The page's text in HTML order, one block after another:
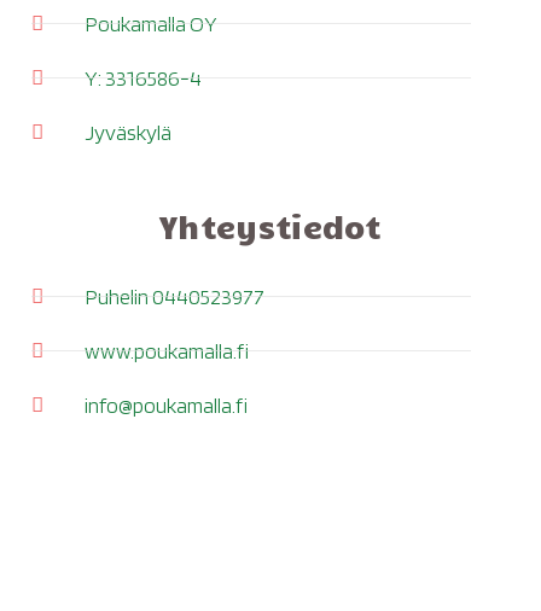
Poukamalla OY
Y: 3316586-4
Jyväskylä
Yhteystiedot
Puhelin 0440523977
www.poukamalla.fi
info@poukamalla.fi